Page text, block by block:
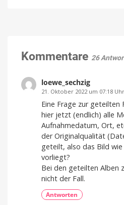
mit
Kommentare 26
loewe_sechzig
21. Oktober 2022 um 07:18 Uhr
Eine Frage zur
hier jetzt (endlich) alle
Aufnahmedatum, Ort,
der Originalqualität
geteilt, also das Bild
vorliegt?
Bei den geteilten Alben
nicht der Fall.
Antworten